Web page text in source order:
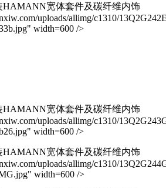
HAMANN宽体套件及碳纤维内饰
uploads/allimg/c1310/
width=600 />
HAMANN宽体套件及碳纤维内饰
uploads/allimg/c1310/
width=600 />
HAMANN宽体套件及碳纤维内饰
uploads/allimg/c1310/
width=600 />